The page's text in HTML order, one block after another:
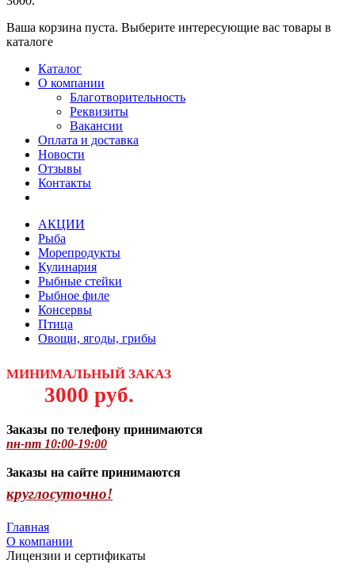
Ваша корзина пуста. Выберите интересующие вас товары в
каталоге
Каталог
О компании
Благотворительность
Реквизиты
Вакансии
Оплата и доставка
Новости
Отзывы
Контакты
АКЦИИ
Рыба
Морепродукты
Кулинария
Рыбные стейки
Рыбное филе
Консервы
Птица
Овощи, ягоды, грибы
МИНИМАЛЬНЫЙ ЗАКАЗ
3000 руб.
Заказы по телефону принимаются
пн-пт 10:00-19:00
Заказы на сайте принимаются
круглосуточно!
Главная
О компании
Лицензии и сертификаты